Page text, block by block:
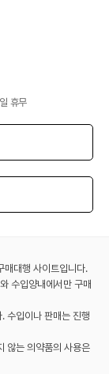
휴무
매대행 사이트입니다.
수입양내에서만 구매
수입이나 판매는 진행
않는 의약품의 사용은